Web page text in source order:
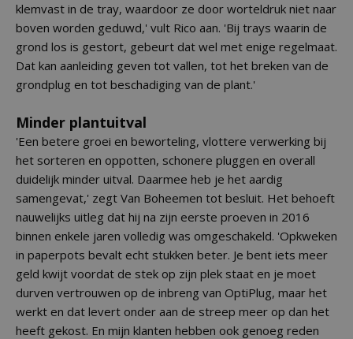
klemvast in de tray, waardoor ze door worteldruk niet naar
boven worden geduwd,' vult Rico aan. 'Bij trays waarin de
grond los is gestort, gebeurt dat wel met enige regelmaat.
Dat kan aanleiding geven tot vallen, tot het breken van de
grondplug en tot beschadiging van de plant.'
Minder plantuitval
'Een betere groei en beworteling, vlottere verwerking bij
het sorteren en oppotten, schonere pluggen en overall
duidelijk minder uitval. Daarmee heb je het aardig
samengevat,' zegt Van Boheemen tot besluit. Het behoeft
nauwelijks uitleg dat hij na zijn eerste proeven in 2016
binnen enkele jaren volledig was omgeschakeld. 'Opkweken
in paperpots bevalt echt stukken beter. Je bent iets meer
geld kwijt voordat de stek op zijn plek staat en je moet
durven vertrouwen op de inbreng van OptiPlug, maar het
werkt en dat levert onder aan de streep meer op dan het
heeft gekost. En mijn klanten hebben ook genoeg reden